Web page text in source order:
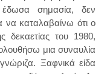
σημασία, δεν
να καταλαβαίνω ότι ο
δεκαετίας του 1980,
μια συναυλία
Ξαφνικά είδα